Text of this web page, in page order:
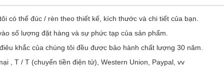
có thể đúc / rèn theo thiết kế, kích thước và chi tiết của bạn.
số lượng đặt hàng và sự phức tạp của sản phẩm.
khắc của chúng tôi đều được bảo hành chất lượng 30 năm.
, T / T (chuyển tiền điện tử), Western Union, Paypal, vv